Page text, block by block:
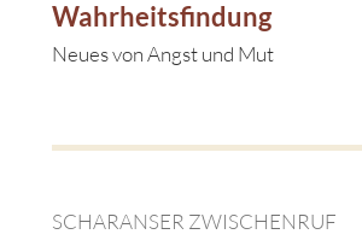
Wahrheitsfindung
Neues von Angst und Mut
SCHARANSER ZWISCHENRUF